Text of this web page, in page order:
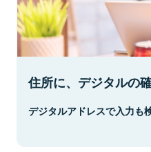
住所に、デジタルの
デジタルアドレスで入力も